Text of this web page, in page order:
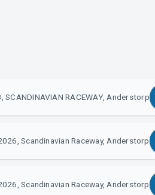
SCANDINAVIAN RACEWAY, Anderstorp
Scandinavian Raceway, Anderstorp
Scandinavian Raceway, Anderstorp